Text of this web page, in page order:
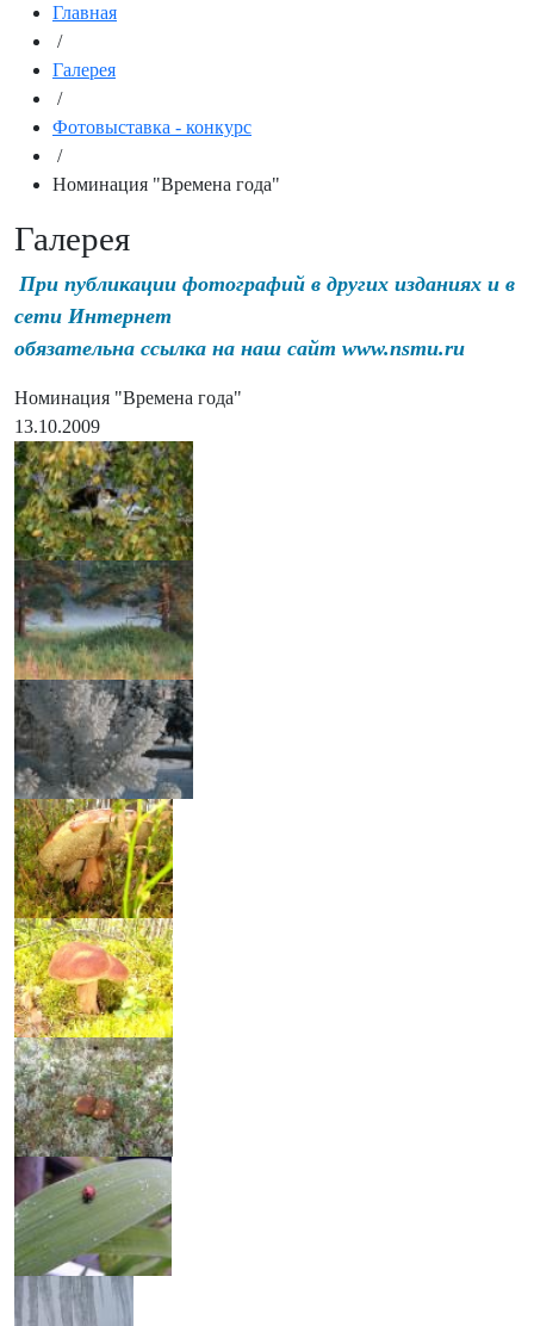
Главная
/
Галерея
/
Фотовыставка - конкурс
/
Номинация "Времена года"
Галерея
При публикации фотографий в других изданиях и в
сети Интернет
обязательна ссылка на наш сайт www.nsmu.ru
Номинация "Времена года"
13.10.2009